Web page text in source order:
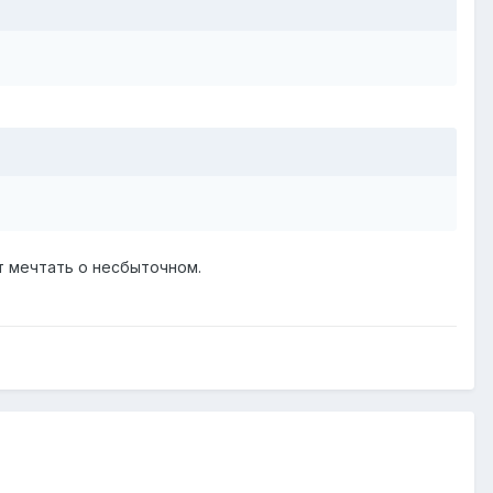
мечтать о несбыточном.